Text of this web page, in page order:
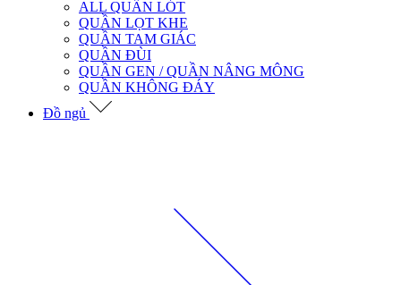
ALL QUẦN LÓT
QUẦN LỌT KHE
QUẦN TAM GIÁC
QUẦN ĐÙI
QUẦN GEN / QUẦN NÂNG MÔNG
QUẦN KHÔNG ĐÁY
Đồ ngủ